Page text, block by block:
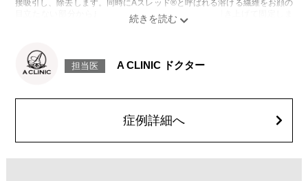
接吸引し、除去します。同時にAスレッド®と呼ばれる溶ける繊維をお顔の
目立たない部分から皮下へ挿入し、皮膚を内側から引き上げて固定しま
感などが術後一時的に生じることがございます。また、稀に貧血、細菌感
染症、左右差、施術箇所の知覚鈍麻、ぼこつき、硬結、瘢痕化、色素沈
顔の脂肪吸引箇所の追加 1ヶ所ごと+162,800円(税込)
オプション：笑気麻酔 3,300円(税込)
担当医 A CLINIC ドクター
症例詳細へ